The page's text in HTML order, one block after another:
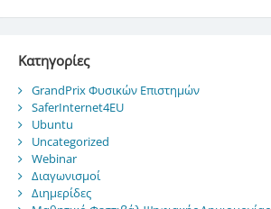
Kατηγορίες
GrandPrix Φυσικών Επιστημών
SaferInternet4EU
Ubuntu
Uncategorized
Webinar
Διαγωνισμοί
Διημερίδες